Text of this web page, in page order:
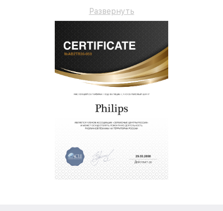
работы и комплектующие.
Развернуть